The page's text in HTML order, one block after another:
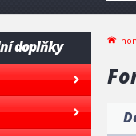
doplňky